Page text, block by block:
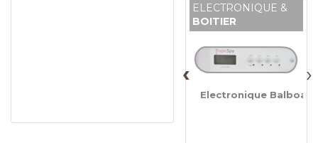
ELECTRONIQUE &
BOITIER
Electronique Balboa
‹ ›